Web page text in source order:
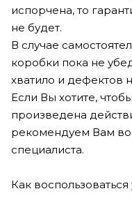
испорчена, то
не будет.
В случае
коробки пока не
хватило и дефектов
Если Вы хотите,
произведена
рекомендуем Вам
специалиста.
Как